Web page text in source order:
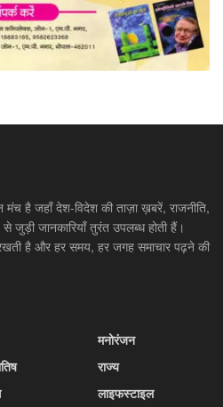
है जहाँ देश-विदेश की ताज़ा ख़बरें, राजनीति,
जानकारियाँ तुरंत उपलब्ध होती हैं।
है और हर समय, हर जगह समाचार पढ़ने की
मनोरंजन
राज्य
लाइफस्टाइल